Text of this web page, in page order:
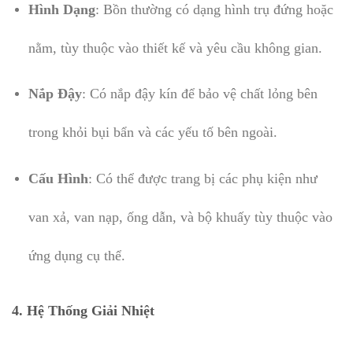
Hình Dạng: Bồn thường có dạng hình trụ đứng hoặc
nằm, tùy thuộc vào thiết kế và yêu cầu không gian.
Nắp Đậy: Có nắp đậy kín để bảo vệ chất lỏng bên
trong khỏi bụi bẩn và các yếu tố bên ngoài.
Cấu Hình: Có thể được trang bị các phụ kiện như
van xả, van nạp, ống dẫn, và bộ khuấy tùy thuộc vào
ứng dụng cụ thể.
4. Hệ Thống Giải Nhiệt